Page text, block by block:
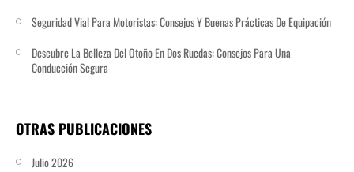
Seguridad Vial Para Motoristas: Consejos Y Buenas Prácticas​ De Equipación
Descubre La Belleza Del Otoño En Dos Ruedas: Consejos Para Una
Conducción Segura
OTRAS PUBLICACIONES
Julio 2026